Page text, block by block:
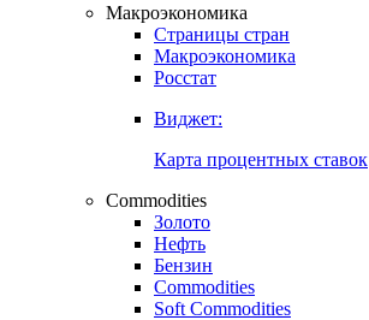
Макроэкономика
Страницы стран
Макроэкономика
Росстат
Виджет:
Карта процентных ставок
Commodities
Золото
Нефть
Бензин
Commodities
Soft Commodities